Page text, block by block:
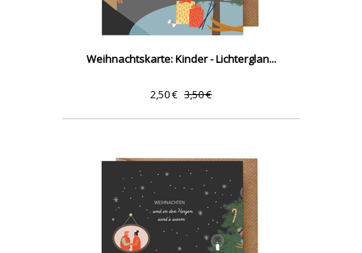
Weihnachtskarte: Kinder - Lichterglan...
2,50 € 3,50 €